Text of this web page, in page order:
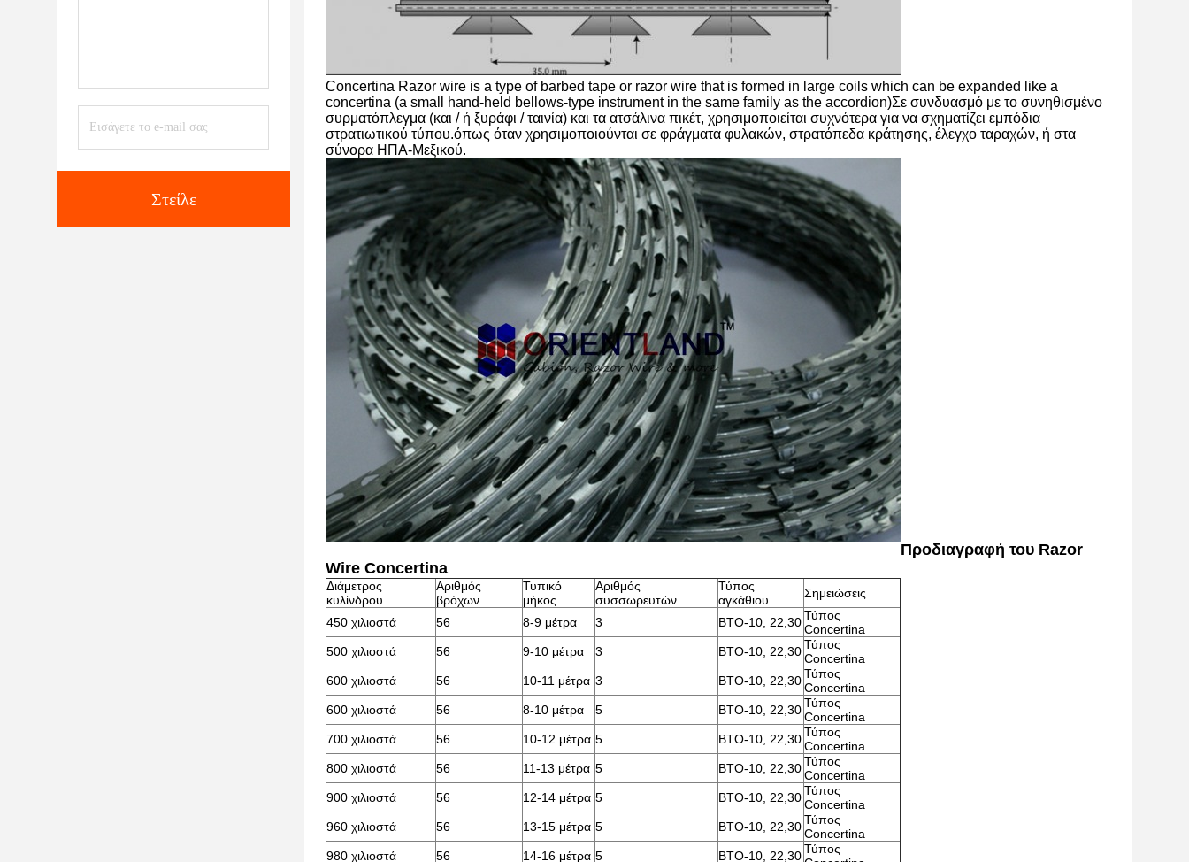
Στείλε
Concertina Razor wire is a type of barbed tape or razor wire that is formed in large coils which can be expanded like a
concertina (a small hand-held bellows-type instrument in the same family as the accordion)Σε συνδυασμό με το συνηθισμένο
συρματόπλεγμα (και / ή ξυράφι / ταινία) και τα ατσάλινα πικέτ, χρησιμοποιείται συχνότερα για να σχηματίζει εμπόδια
στρατιωτικού τύπου.όπως όταν χρησιμοποιούνται σε φράγματα φυλακών, στρατόπεδα κράτησης, έλεγχο ταραχών, ή στα
σύνορα ΗΠΑ-Μεξικού.
Προδιαγραφή του Razor
Wire Concertina
Διάμετρος
κυλίνδρου
Αριθμός
βρόχων
Τυπικό
μήκος
Αριθμός
συσσωρευτών
Τύπος
αγκάθιου
Σημειώσεις
450 χιλιοστά 56 8-9 μέτρα 3 BTO-10, 22,30Τύπος
Concertina
500 χιλιοστά
56 9-10 μέτρα 3 BTO-10, 22,30Τύπος
Concertina
600 χιλιοστά
56 10-11 μέτρα 3 BTO-10, 22,30Τύπος
Concertina
600 χιλιοστά
56 8-10 μέτρα 5 BTO-10, 22,30Τύπος
Concertina
700 χιλιοστά
56 10-12 μέτρα 5 BTO-10, 22,30Τύπος
Concertina
800 χιλιοστά
56 11-13 μέτρα 5 BTO-10, 22,30Τύπος
Concertina
900 χιλιοστά
56 12-14 μέτρα 5 BTO-10, 22,30Τύπος
Concertina
960 χιλιοστά
56 13-15 μέτρα 5 BTO-10, 22,30Τύπος
Concertina
980 χιλιοστά
56 14-16 μέτρα 5 BTO-10, 22,30Τύπος